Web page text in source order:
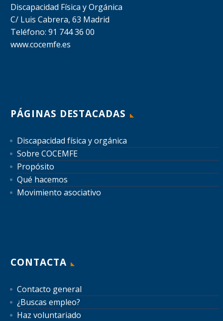
Discapacidad Física y Orgánica
C/ Luis Cabrera, 63 Madrid
Teléfono: 91 744 36 00
www.cocemfe.es
PÁGINAS DESTACADAS
Discapacidad física y orgánica
Sobre COCEMFE
Propósito
Qué hacemos
Movimiento asociativo
CONTACTA
Contacto general
¿Buscas empleo?
Haz voluntariado